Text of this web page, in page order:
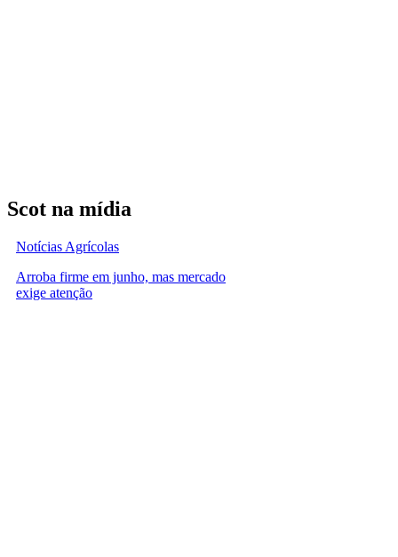
Scot na mídia
Notícias Agrícolas
Arroba firme em junho, mas mercado
exige atenção